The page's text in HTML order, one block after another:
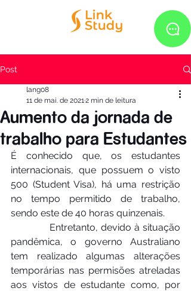
Post
Aumento da jornada de
trabalho para Estudantes
lang08
11 de mai. de 20212 min de leitura
É conhecido que, os estudantes
internacionais, que possuem o visto
500 (Student Visa), há uma restrição
no tempo permitido de trabalho,
sendo este de 40 horas quinzenais.
pandêmica, o governo Australiano
tem realizado algumas alterações
temporárias nas permisões atreladas
aos vistos de estudante como, por